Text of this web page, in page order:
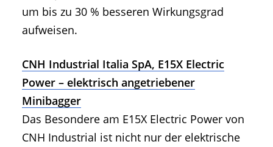
um bis zu 30 % besseren Wirkungsgrad
aufweisen.
CNH Industrial Italia SpA, E15X Electric
Power – elektrisch angetriebener
Minibagger
Das Besondere am E15X Electric Power von
CNH Industrial ist nicht nur der elektrische